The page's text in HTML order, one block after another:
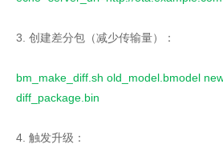
3. 创建差分包（减少传输量）：
bm_make_diff.sh old_model.bmodel
diff_package.bin
4. 触发升级：